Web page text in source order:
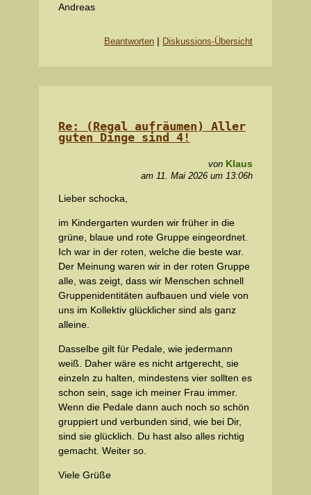
Andreas
Beantworten | Diskussions-Übersicht
Re: (Regal aufräumen) Aller
guten Dinge sind 4!
von Klaus
am 11. Mai 2026 um 13:06h
Lieber schocka,
im Kindergarten wurden wir früher in die
grüne, blaue und rote Gruppe eingeordnet.
Ich war in der roten, welche die beste war.
Der Meinung waren wir in der roten Gruppe
alle, was zeigt, dass wir Menschen schnell
Gruppenidentitäten aufbauen und viele von
uns im Kollektiv glücklicher sind als ganz
alleine.
Dasselbe gilt für Pedale, wie jedermann
weiß. Daher wäre es nicht artgerecht, sie
einzeln zu halten, mindestens vier sollten es
schon sein, sage ich meiner Frau immer.
Wenn die Pedale dann auch noch so schön
gruppiert und verbunden sind, wie bei Dir,
sind sie glücklich. Du hast also alles richtig
gemacht. Weiter so.
Viele Grüße